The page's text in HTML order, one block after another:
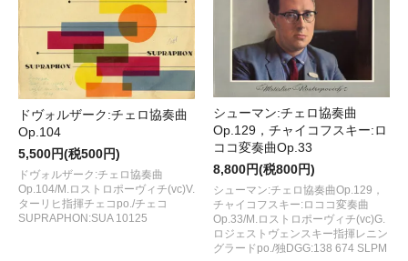
ドヴォルザーク:チェロ協奏曲
Op.104
5,500円(税500円)
ドヴォルザーク:チェロ協奏曲
Op.104/M.ロストロポーヴィチ(vc)V.
ターリヒ指揮チェコpo./チェコ
SUPRAPHON:SUA 10125
シューマン:チェロ協奏曲
Op.129，チャイコフスキー:ロ
ココ変奏曲Op.33
8,800円(税800円)
シューマン:チェロ協奏曲Op.129，
チャイコフスキー:ロココ変奏曲
Op.33/M.ロストロポーヴィチ(vc)G.
ロジェストヴェンスキー指揮レニン
グラードpo./独DGG:138 674 SLPM